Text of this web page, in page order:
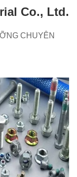
Co., Ltd.
CHUYÊN